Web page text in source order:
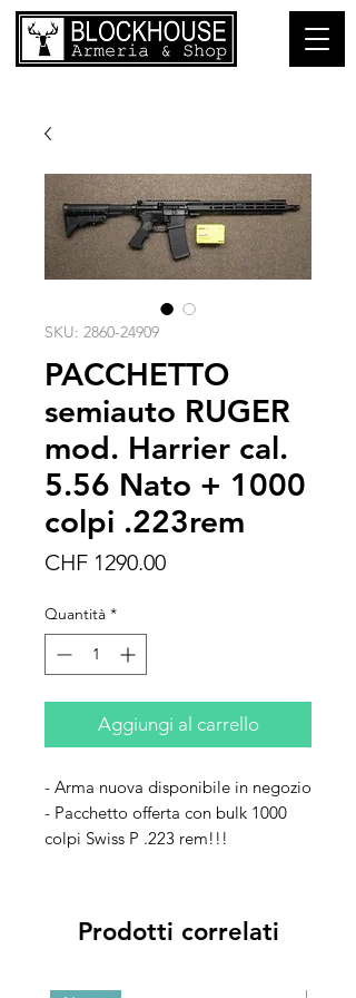
SKU: 2860-24909
PACCHETTO
semiauto RUGER
mod. Harrier cal.
5.56 Nato + 1000
colpi .223rem
CHF 1290.00Prezzo
Quantità *
Aggiungi al carrello
- Arma nuova disponibile in negozio
- Pacchetto offerta con bulk 1000
colpi Swiss P .223 rem!!!
Prodotti correlati